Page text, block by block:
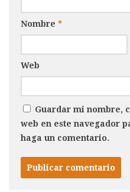
Nombre *
Web
Guardar mi nombre,
web en este navegador
haga un comentario.